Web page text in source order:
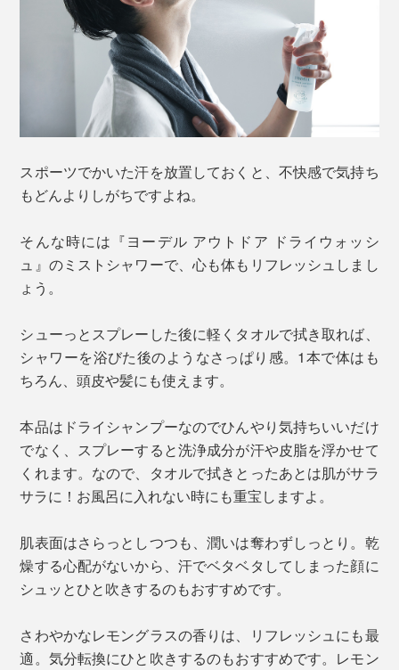
スポーツでかいた汗を放置しておくと、不快感で気持ち
もどんよりしがちですよね。
そんな時には『ヨーデル アウトドア ドライウォッシ
ュ』のミストシャワーで、心も体もリフレッシュしまし
ょう。
シューっとスプレーした後に軽くタオルで拭き取れば、
シャワーを浴びた後のようなさっぱり感。1本で体はも
ちろん、頭皮や髪にも使えます。
本品はドライシャンプーなのでひんやり気持ちいいだけ
でなく、スプレーすると洗浄成分が汗や皮脂を浮かせて
くれます。なので、タオルで拭きとったあとは肌がサラ
サラに！お風呂に入れない時にも重宝しますよ。
肌表面はさらっとしつつも、潤いは奪わずしっとり。乾
燥する心配がないから、汗でベタベタしてしまった顔に
シュッとひと吹きするのもおすすめです。
さわやかなレモングラスの香りは、リフレッシュにも最
適。気分転換にひと吹きするのもおすすめです。レモン